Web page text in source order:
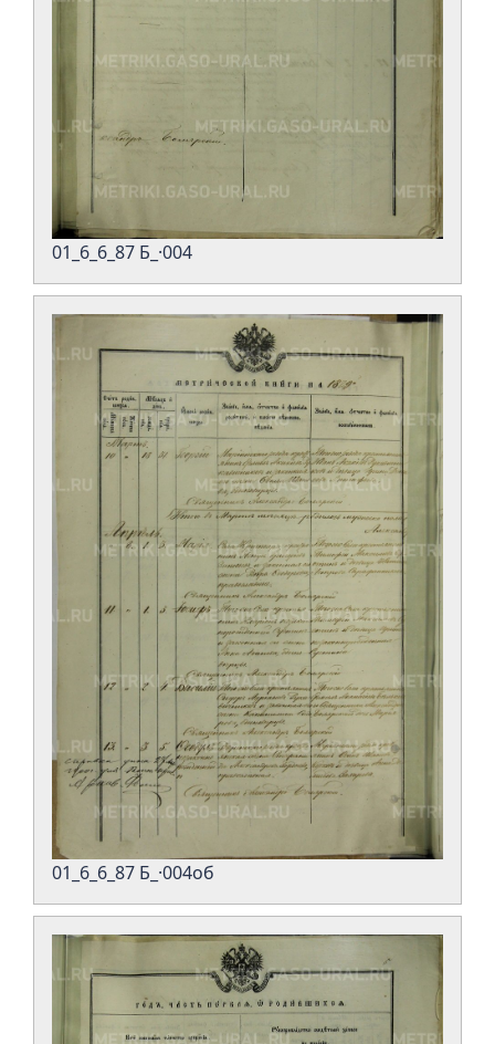
01_6_6_87 Б_·004
01_6_6_87 Б_·004об